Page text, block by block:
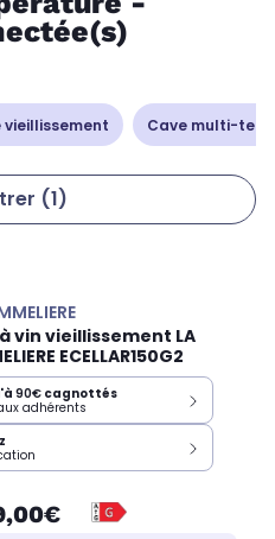
vieillissement Cave multi-
(1)
vin vieillissement LA
ECELLAR150G2
90€ cagnottés
adhérents